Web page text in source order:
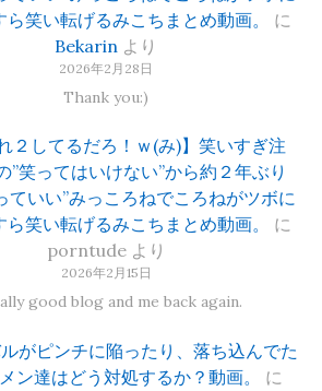
ら笑い転げるみこちまとめ動画。
に
Bekarin より
2026年2月28日
Thank you:)
２してるだろ！ｗ(み)】笑いすぎ注
”笑ってはいけない”から約２年ぶり
ていい”みっころねでころねがツボに
ら笑い転げるみこちまとめ動画。
に
porntudeより
2026年2月15日
good blog and me back again.
がピンチに陥ったり、落ち込んでた
ン達はどう対処するか？動画。
に